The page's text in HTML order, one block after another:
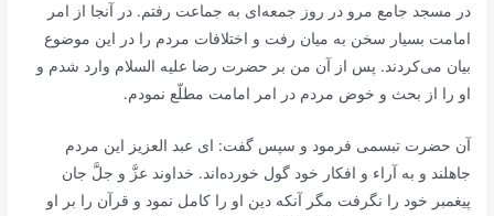
در مسجد جامع مرو در روز جمعه‌اى به جماعت‌ رفتم. در آنجا از امر
امامت بسيار سخن به ميان رفت و اختلافات مردم را در اين موضوع
بيان مى‌كردند. پس از آن من بر حضرت رضا عليه السلام وارد شدم و
او را از بحث و خوض مردم در امر امامت مطلّع نمودم.
آن حضرت تبسمى فرمود و سپس گفت: اى عبد العزيز اين مردم
جاهلند و به آراء و افكار خود گول خورده‌اند. خداوند عزَّ و جلَّ جان
پيغمبر خود را نگرفت مگر آنكه دين او را كامل نمود و قرآن را بر او